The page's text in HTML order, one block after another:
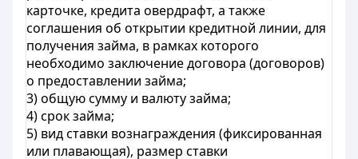
карточке, кредита овердрафт, а также
соглашения об открытии кредитной линии, для
получения займа, в рамках которого
необходимо заключение договора (договоров)
о предоставлении займа;
3) общую сумму и валюту займа;
4) срок займа;
5) вид ставки вознаграждения (фиксированная
или плавающая), размер ставки